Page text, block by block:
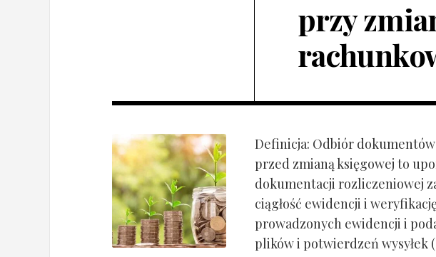
przy
Definicja: Odbiór
przed zmianą księgowej to
dokumentacji rozliczeniowej
ciągłość ewidencji i
prowadzonych ewidencji i
plików i potwierdzeń wysyłek